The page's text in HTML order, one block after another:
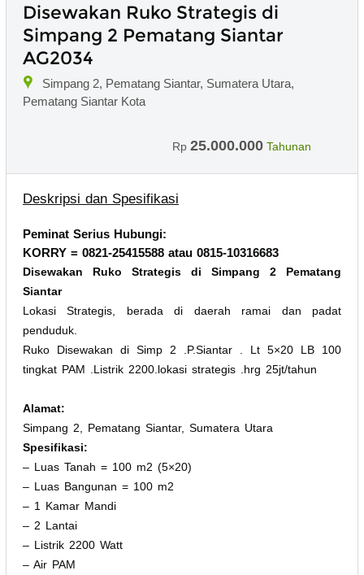
Disewakan Ruko Strategis di
Simpang 2 Pematang Siantar
AG2034
Simpang 2, Pematang Siantar, Sumatera Utara,
Pematang Siantar Kota
Rp 25.000.000 Tahunan
Deskripsi dan Spesifikasi
Peminat Serius Hubungi:
KORRY = 0821-25415588 atau 0815-10316683
Disewakan Ruko Strategis di Simpang 2 Pematang
Siantar
Lokasi Strategis, berada di daerah ramai dan padat
penduduk.
Ruko Disewakan di Simp 2 .P.Siantar . Lt 5×20 LB 100
tingkat PAM .Listrik 2200.lokasi strategis .hrg 25jt/tahun
Alamat:
Simpang 2, Pematang Siantar, Sumatera Utara
Spesifikasi:
– Luas Tanah = 100 m2 (5×20)
– Luas Bangunan = 100 m2
– 1 Kamar Mandi
– 2 Lantai
– Listrik 2200 Watt
– Air PAM